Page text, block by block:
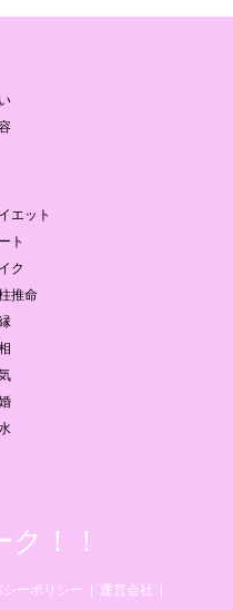
エット
ト
ク
推命
！！
シーポリシー
運営会社